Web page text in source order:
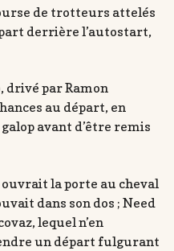
de trotteurs attelés
derrière l’autostart,
drivé par Ramon
au départ, en
avant d’être remis
la porte au cheval
dans son dos ; Need
lequel n’en
un départ fulgurant